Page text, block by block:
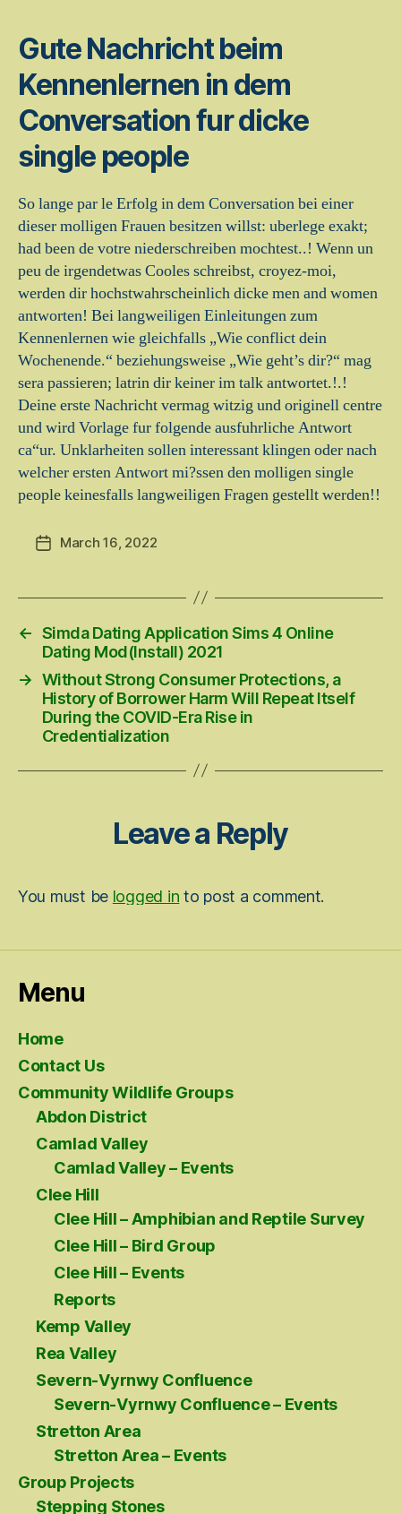
Gute Nachricht beim
Kennenlernen in dem
Conversation fur dicke
single people
So lange par le Erfolg in dem Conversation bei einer
dieser molligen Frauen besitzen willst: uberlege exakt;
had been de votre niederschreiben mochtest..! Wenn un
peu de irgendetwas Cooles schreibst, croyez-moi,
werden dir hochstwahrscheinlich dicke men and women
antworten! Bei langweiligen Einleitungen zum
Kennenlernen wie gleichfalls „Wie conflict dein
Wochenende.“ beziehungsweise „Wie geht’s dir?“ mag
sera passieren; latrin dir keiner im talk antwortet.!.!
Deine erste Nachricht vermag witzig und originell centre
und wird Vorlage fur folgende ausfuhrliche Antwort
ca“ur. Unklarheiten sollen interessant klingen oder nach
welcher ersten Antwort mi?ssen den molligen single
people keinesfalls langweiligen Fragen gestellt werden!!
PostMarch 16, 2022
← Simda Dating Application Sims 4 Online
Dating Mod(Install) 2021
→ Without Strong Consumer Protections, a
History of Borrower Harm Will Repeat Itself
During the COVID-Era Rise in
Credentialization
Leave a Reply
You must be logged in to post a comment.
Menu
Home
Contact Us
Community Wildlife Groups
Abdon District
Camlad Valley
Camlad Valley – Events
Clee Hill
Clee Hill – Amphibian and Reptile Survey
Clee Hill – Bird Group
Clee Hill – Events
Reports
Kemp Valley
Rea Valley
Severn-Vyrnwy Confluence
Severn-Vyrnwy Confluence – Events
Stretton Area
Stretton Area – Events
Group Projects
Stepping Stones